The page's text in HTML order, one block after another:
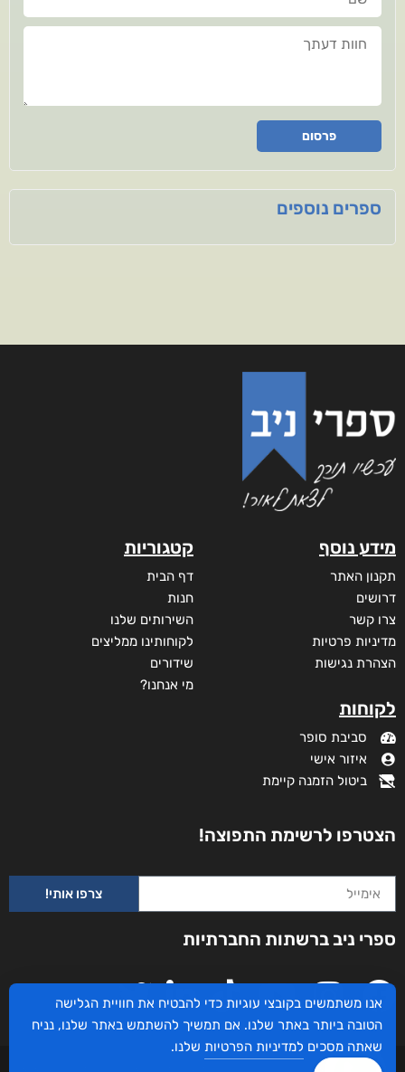
חוות דעתך
פרסום
ספרים נוספים
מידע נוסף
תקנון האתר
דרושים
צרו קשר
מדיניות פרטיות
הצהרת נגישות
לקוחות
סביבת סופר
איזור אישי
ביטול הזמנה קיימת
קטגוריות
דף הבית
חנות
השירותים שלנו
לקוחותינו ממליצים
שידורים
מי אנחנו?
הצטרפו לרשימת התפוצה!
צרפו אותי!
ספרי ניב ברשתות החברתיות
עיצוב ובניית האתר: ספרי ניב © כל הזכויות שמורות. בוקסאי טכנולוגיות בע"מ שד אבא
אנו משתמשים בקובצי עוגיות כדי להבטיח את חוויית הגלישה
הטובה ביותר באתר שלנו. אם תמשיך להשתמש באתר שלנו, נניח
שאתה מסכים למדיניות הפרטיות שלנו.